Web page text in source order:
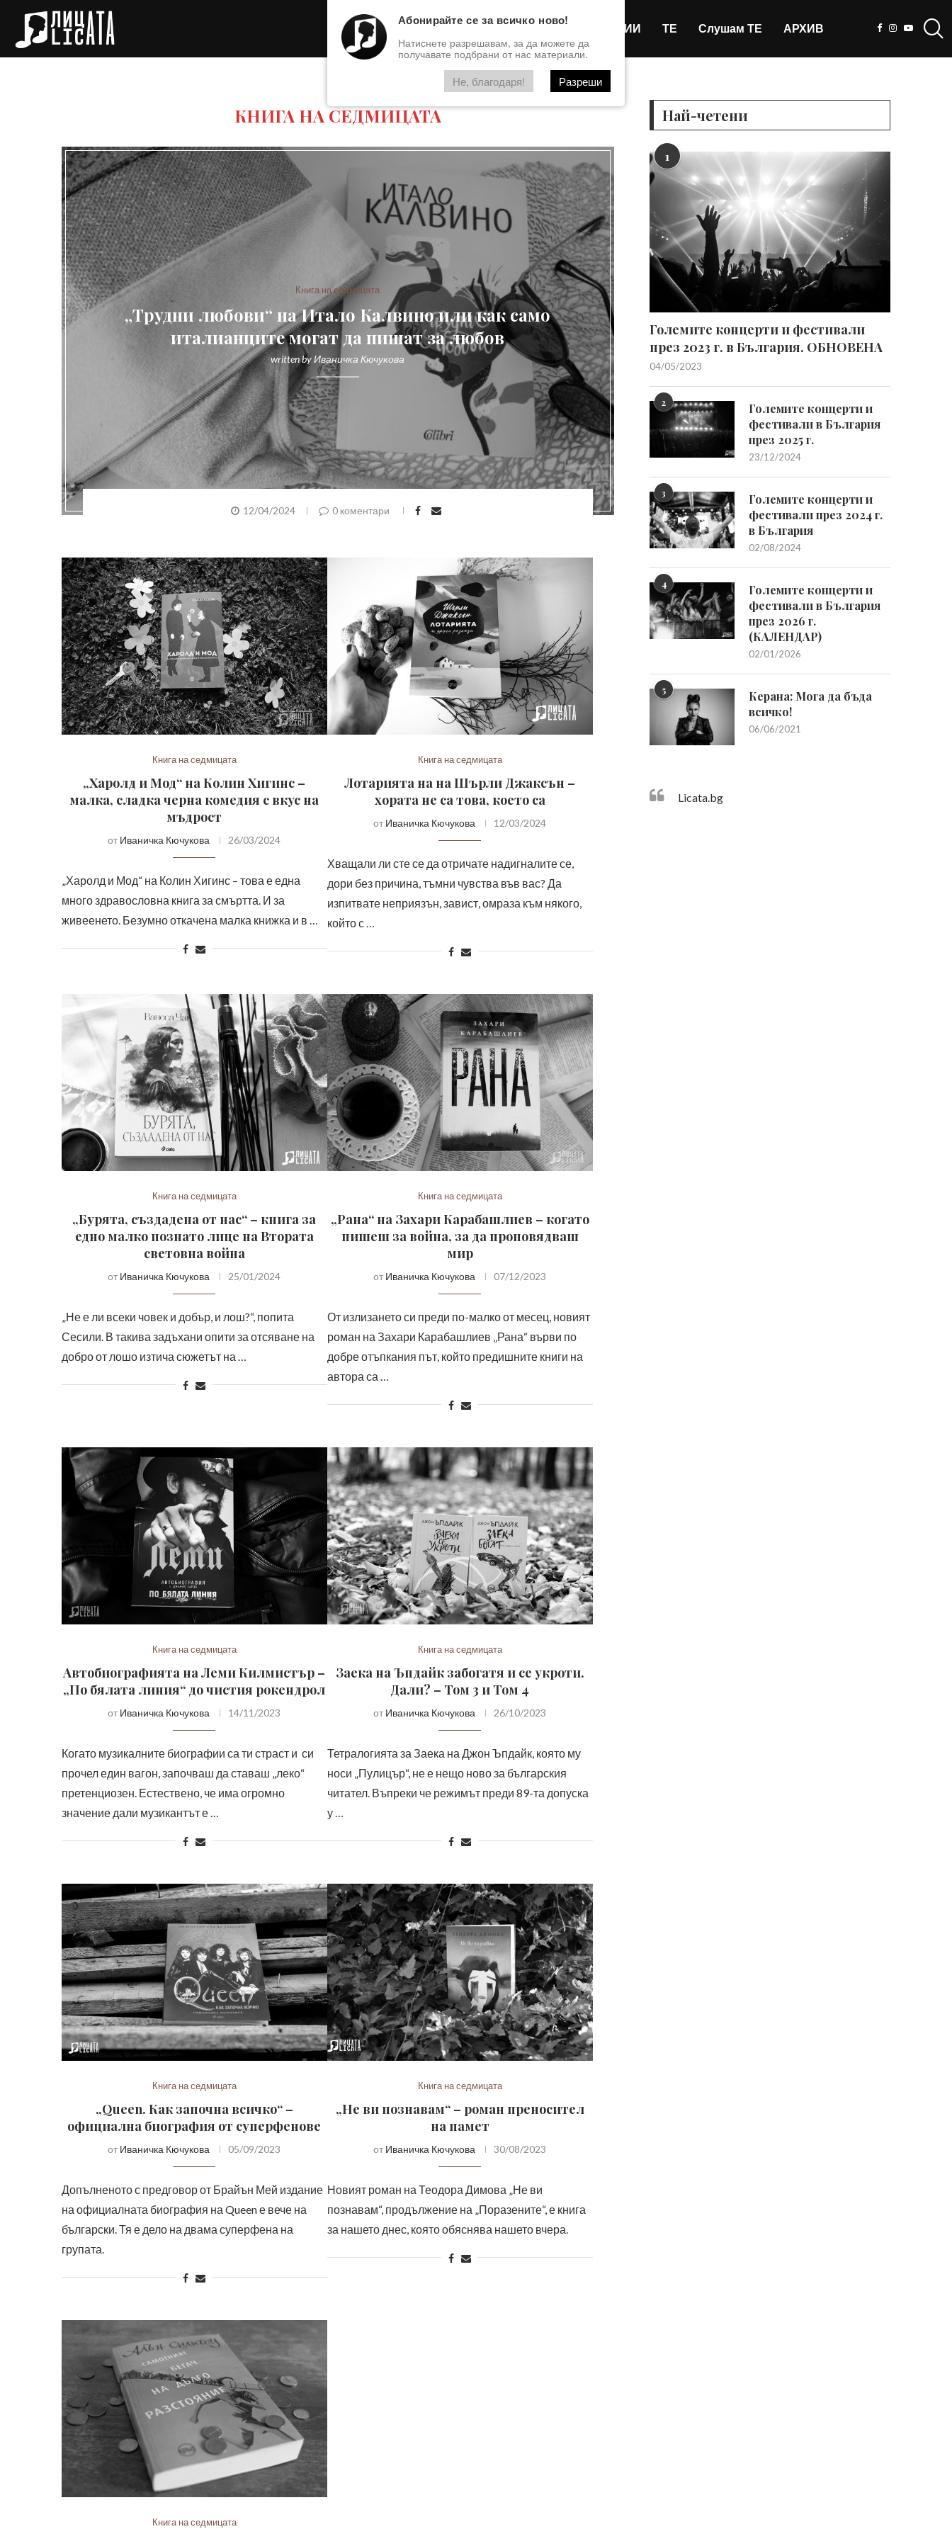
Интервю ФОТОГАЛЕРИИ ТЕ Слушам ТЕ АРХИВ
КНИГА НА СЕДМИЦАТА
Книга на седмицата
„Трудни любови“ на Итало Калвино или как само
италианците могат да пишaт за любов
written byИваничка Кючукова
12/04/2024 0 коментари
Книга на седмицата
„Харолд и Мод“ на Колин Хигинс –
малка, сладка черна комедия с вкус на
мъдрост
от Иваничка Кючукова 26/03/2024
„Харолд и Мод“ на Колин Хигинс – това е една
много здравословна книга за смъртта. И за
живеенето. Безумно откачена малка книжка и в …
Книга на седмицата
Лотарията на на Шърли Джаксън –
хората не са това, което са
от Иваничка Кючукова 12/03/2024
Хващали ли сте се да отричате надигналите се,
дори без причина, тъмни чувства във вас? Да
изпитвате неприязън, завист, омраза към някого,
който с …
Книга на седмицата
„Бурята, създадена от нас“ – книга за
едно малко познато лице на Втората
световна война
от Иваничка Кючукова 25/01/2024
„Не е ли всеки човек и добър, и лош?“, попита
Сесили. В такива задъхани опити за отсяване на
добро от лошо изтича сюжетът на …
Книга на седмицата
„Рана“ на Захари Карабашлиев – когато
пишеш за война, за да проповядваш
мир
от Иваничка Кючукова 07/12/2023
От излизането си преди по-малко от месец, новият
роман на Захари Карабашлиев „Рана“ върви по
добре отъпкания път, който предишните книги на
автора са …
Книга на седмицата
Автобиографията на Леми Килмистър –
„По бялата линия“ до чистия рокендрол
от Иваничка Кючукова 14/11/2023
Когато музикалните биографии са ти страст и си
прочел един вагон, започваш да ставаш „леко“
претенциозен. Естествено, че има огромно
значение дали музикантът е …
Книга на седмицата
Заека на Ъпдайк забогатя и се укроти.
Дали? – Том 3 и Том 4
от Иваничка Кючукова 26/10/2023
Тетралогията за Заека на Джон Ъпдайк, която му
носи „Пулицър“, не е нещо ново за българския
читател. Въпреки че режимът преди 89-та допуска
у …
Книга на седмицата
„Queen. Как започна всичко“ –
официална биография от суперфенове
от Иваничка Кючукова 05/09/2023
Допълненото с предговор от Брайън Мей издание
на официалната биография на Queen е вече на
български. Тя е дело на двама суперфена на
групата.
Книга на седмицата
„Не ви познавам“ – роман преносител
на памет
от Иваничка Кючукова 30/08/2023
Новият роман на Теодора Димова „Не ви
познавам“, продължение на „Поразените“, е книга
за нашето днес, която обяснява нашето вчера.
Книга на седмицата
Най-четени
1
Големите концерти и фестивали
през 2023 г. в България. ОБНОВЕНА
04/05/2023
2
Големите концерти и
фестивали в България
през 2025 г.
23/12/2024
3
Големите концерти и
фестивали през 2024 г.
в България
02/08/2024
4
Големите концерти и
фестивали в България
през 2026 г.
(КАЛЕНДАР)
02/01/2026
5
Керана: Мога да бъда
всичко!
06/06/2021
Licata.bg
Абонирайте се за всичко ново!
Натиснете разрешавам, за да можете да
получавате подбрани от нас материали.
Не, благодаря! Разреши